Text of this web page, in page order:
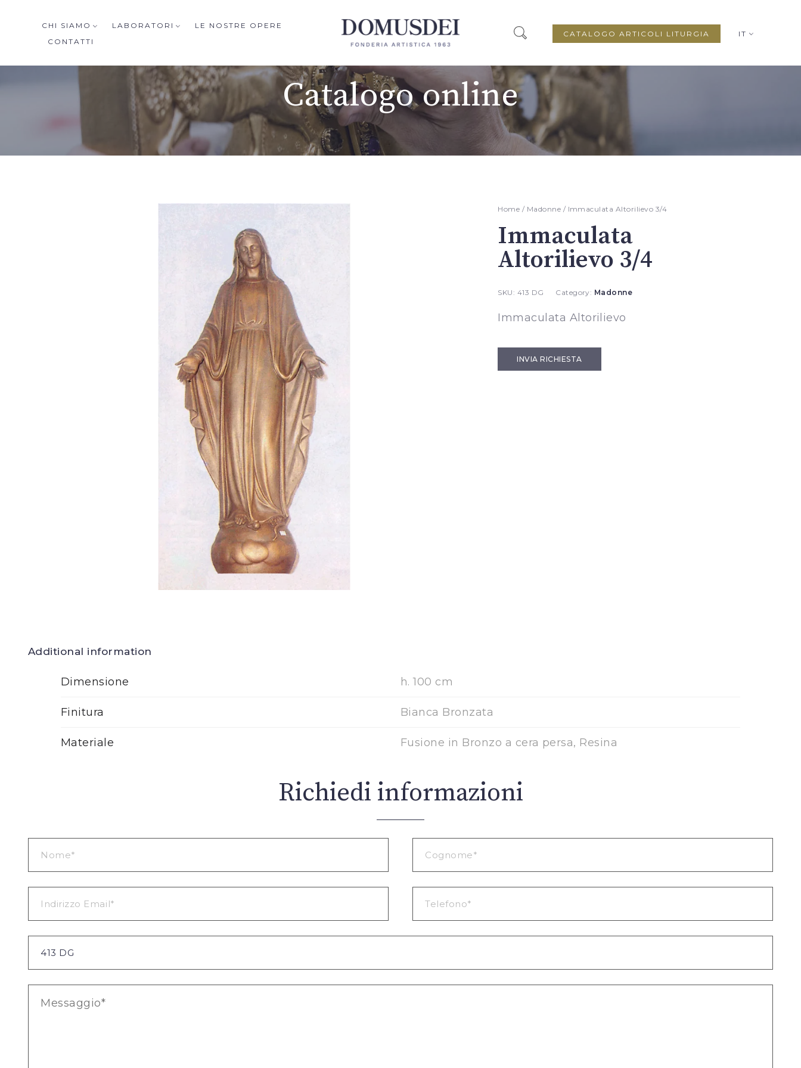
CHI SIAMO LABORATORI
LE NOSTRE OPERE
CONTATTI
IT
CATALOGO ARTICOLI LITURGIA
Catalogo online
Home / Madonne / Immaculata Altorilievo 3/4
Immaculata
Altorilievo 3/4
SKU: 413 DG Category: Madonne
Immaculata Altorilievo
INVIA RICHIESTA
Additional information
Dimensione h. 100 cm
Finitura Bianca Bronzata
Materiale Fusione in Bronzo a cera persa, Resina
Richiedi informazioni